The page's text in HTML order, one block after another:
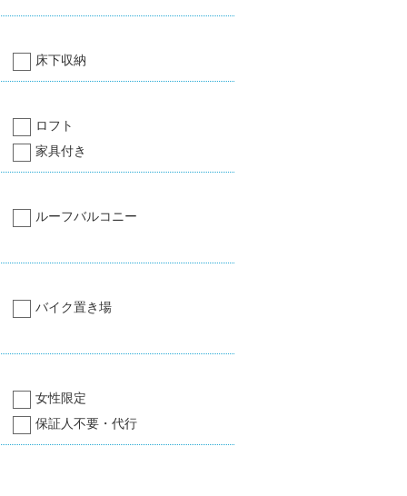
床下収納
ロフト
家具付き
ルーフバルコニー
バイク置き場
女性限定
保証人不要・代行